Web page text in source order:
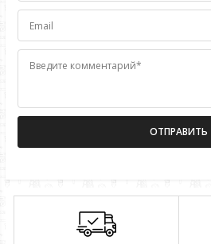
Email
Введите комментарий*